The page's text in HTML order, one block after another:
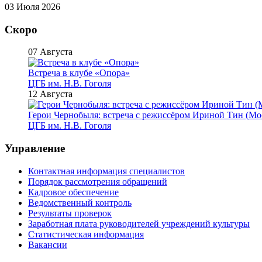
03 Июля 2026
Скоро
07 Августа
Встреча в клубе «Опора»
ЦГБ им. Н.В. Гоголя
12 Августа
Герои Чернобыля: встреча с режиссёром Ириной Тин
ЦГБ им. Н.В. Гоголя
Управление
Контактная информация специалистов
Порядок рассмотрения обращений
Кадровое обеспечение
Ведомственный контроль
Результаты проверок
Заработная плата руководителей учреждений культуры
Статистическая информация
Вакансии